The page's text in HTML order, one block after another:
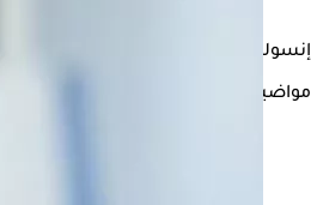
إنسولين الاستنشاق للأطفال، يعد من
مواضيع ذات صلة